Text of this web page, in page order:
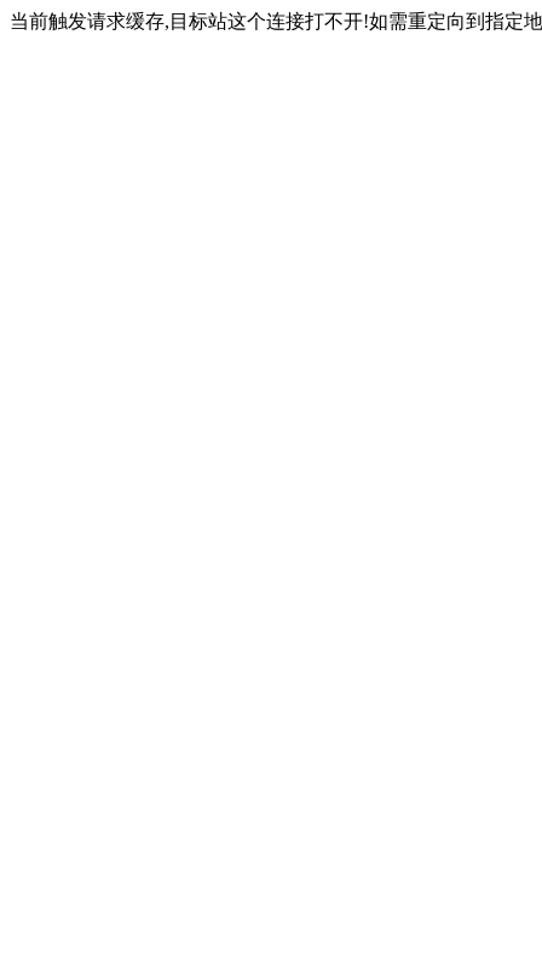
当前触发请求缓存,目标站这个连接打不开!如需重定向到指定